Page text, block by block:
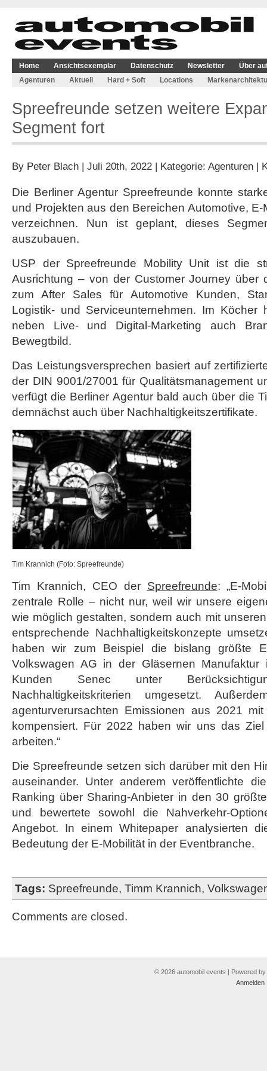
Home Ansichtsexemplar Datenschutz Newsletter
Über
Agenturen
Aktuell Hard + Soft Locations
Spreefreunde setzen weitere
Segment fort
By Peter Blach | Juli 20th, 2022 | Kategorie: Agenturen |
Die Berliner Agentur Spreefreunde konnte
und Projekten aus den Bereichen Automotive,
verzeichnen. Nun ist geplant, dieses
auszubauen.
USP der Spreefreunde Mobility Unit ist die
Ausrichtung – von der Customer Journey über
zum After Sales für Automotive Kunden,
Logistik- und Serviceunternehmen. Im Köcher
neben Live- und Digital-Marketing auch
Bewegtbild.
Das Leistungsversprechen basiert auf
der DIN 9001/27001 für Qualitätsmanagement
verfügt die Berliner Agentur bald auch über die
demnächst auch über Nachhaltigkeitszertifikate.
Tim Krannich (Foto: Spreefreunde)
Tim Krannich, CEO der Spreefreunde: „E-
zentrale Rolle – nicht nur, weil wir unsere
wie möglich gestalten, sondern auch mit
entsprechende Nachhaltigkeitskonzepte
haben wir zum Beispiel die bislang größte
Volkswagen AG in der Gläsernen
Kunden Senec unter
Nachhaltigkeitskriterien umgesetzt.
agenturverursachten Emissionen aus 2021
kompensiert. Für 2022 haben wir uns das
arbeiten.“
Die Spreefreunde setzen sich darüber mit den
auseinander. Unter anderem veröffentlichte
Ranking über Sharing-Anbieter in den 30
und bewertete sowohl die Nahverkehr-
Angebot. In einem Whitepaper analysierten
Bedeutung der E-Mobilität in der Eventbranche.
Tags: Spreefreunde, Timm Krannich,
Comments are closed.
© 2026 automobil events | Powered by
Anmelden|